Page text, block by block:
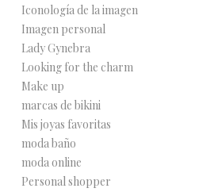
Iconología de la imagen
Imagen personal
Lady Gynebra
Looking for the charm
Make up
marcas de bikini
Mis joyas favoritas
moda baño
moda online
Personal shopper